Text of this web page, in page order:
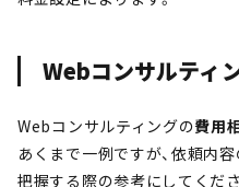
Webコンサルティ
Webコンサルティングの費用
あくまで一例ですが、依頼内
把握する際の参考にしてくださ